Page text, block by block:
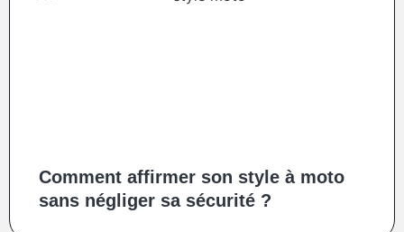
Comment affirmer son style à moto
sans négliger sa sécurité ?